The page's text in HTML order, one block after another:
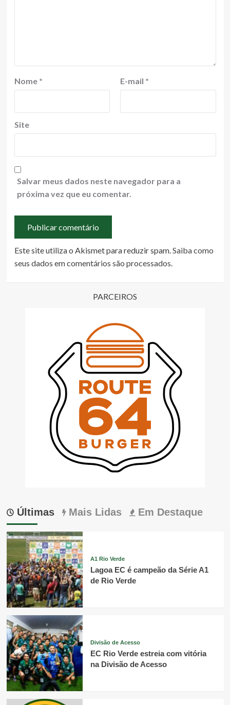
Nome * E-mail *
Site
Salvar meus dados neste navegador para a
próxima vez que eu comentar.
Este site utiliza o Akismet para reduzir spam.Saiba como
seus dados em comentários são processados.
PARCEIROS
Últimas Mais Lidas Em Destaque
A1 Rio Verde
Lagoa EC é campeão da Série A1
de Rio Verde
Divisão de Acesso
EC Rio Verde estreia com vitória
na Divisão de Acesso